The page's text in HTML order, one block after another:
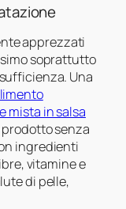
apprezzati
soprattutto
Una
mista in salsa
senza
ingredienti
vitamine e
di pelle,